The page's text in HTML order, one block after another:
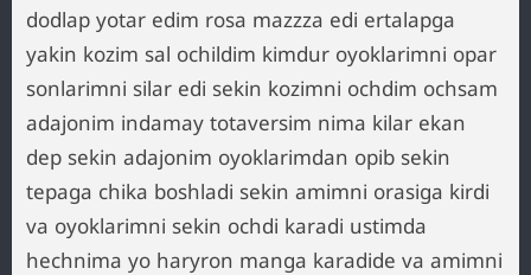
dodlap yotar edim rosa mazzza edi ertalapga
yakin kozim sal ochildim kimdur oyoklarimni opar
sonlarimni silar edi sekin kozimni ochdim ochsam
adajonim indamay totaversim nima kilar ekan
dep sekin adajonim oyoklarimdan opib sekin
tepaga chika boshladi sekin amimni orasiga kirdi
va oyoklarimni sekin ochdi karadi ustimda
hechnima yo haryron manga karadide va amimni